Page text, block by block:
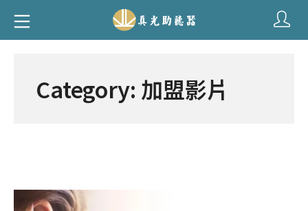
Mobile Menu
真光助聽器
Category: 加盟影片